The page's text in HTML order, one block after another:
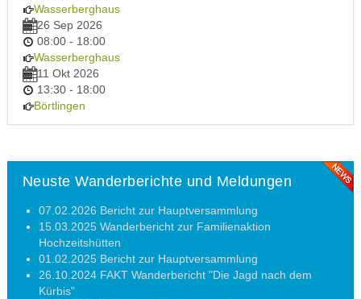
Wasserberghaus
26 Sep 2026
08:00- 18:00
Wasserberghaus
11 Okt 2026
13:30- 18:00
Börtlingen
Neuste Wanderberichte und Meldungen
07.02.2026 Bericht zur Hauptversammlung
15.03.2025 Wanderbericht zur Familienaktion
Hochzeitshütten
01.02.2025 Bericht zur Hauptversammlung
26.10.2024 FAKT Wanderbericht "Die Jagd nach dem
Kürbis"